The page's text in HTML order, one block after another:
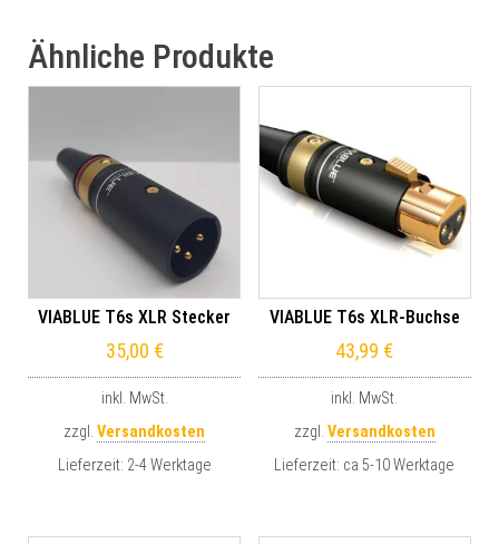
Ähnliche Produkte
VIABLUE T6s XLR Stecker
35,00 €
inkl. MwSt.
zzgl.Versandkosten
Lieferzeit: 2-4 Werktage
VIABLUE T6s XLR-Buchse
43,99 €
inkl. MwSt.
zzgl. Versandkosten
Lieferzeit: ca 5-10 Werktage